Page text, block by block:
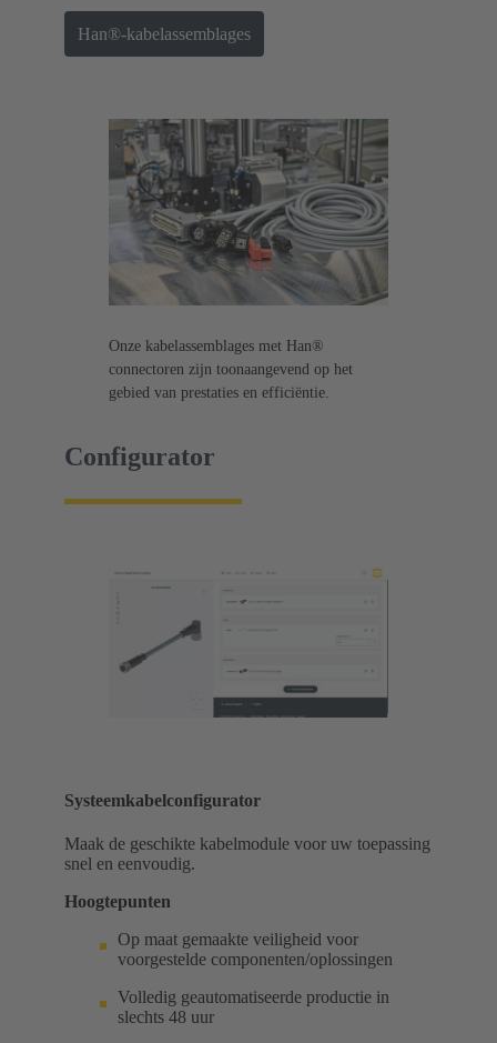
Han®-kabelassemblages
Onze kabelassemblages met Han®
connectoren zijn toonaangevend op het
gebied van prestaties en efficiëntie.
Configurator
Systeemkabelconfigurator
Maak de geschikte kabelmodule voor uw toepassing
snel en eenvoudig.
Hoogtepunten
Op maat gemaakte veiligheid voor
voorgestelde componenten/oplossingen
Volledig geautomatiseerde productie in
slechts 48 uur